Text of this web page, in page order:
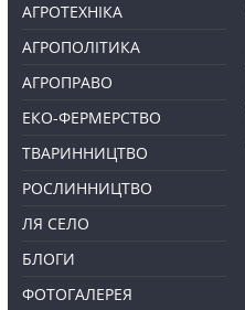
АГРОТЕХНІКА
АГРОПОЛІТИКА
АГРОПРАВО
ЕКО-ФЕРМЕРСТВО
ТВАРИННИЦТВО
РОСЛИННИЦТВО
ЛЯ СЕЛО
БЛОГИ
ФОТОГАЛЕРЕЯ